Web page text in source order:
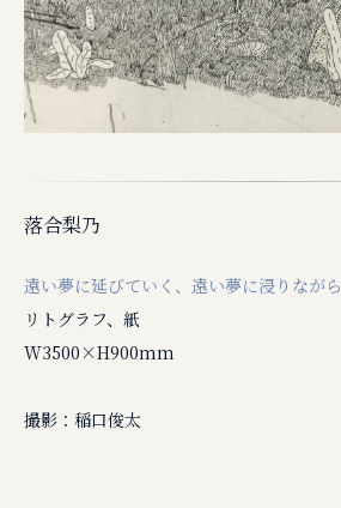
落合梨乃
遠い夢に延びていく、遠い夢に浸りながら
リトグラフ、紙
W3500×H900mm
撮影：稲口俊太